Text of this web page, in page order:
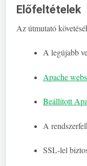
Előfeltételek
Az útmutató
A legújabb
Apache
Beállított
A
SSL-lel